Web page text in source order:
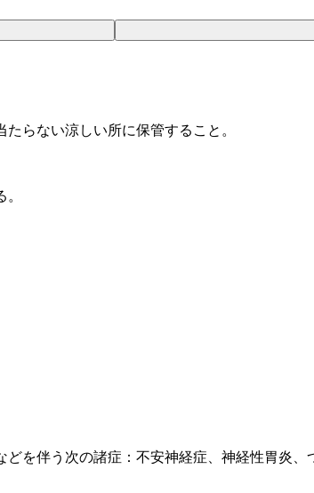
らない涼しい所に保管すること。
を伴う次の諸症：不安神経症、神経性胃炎、